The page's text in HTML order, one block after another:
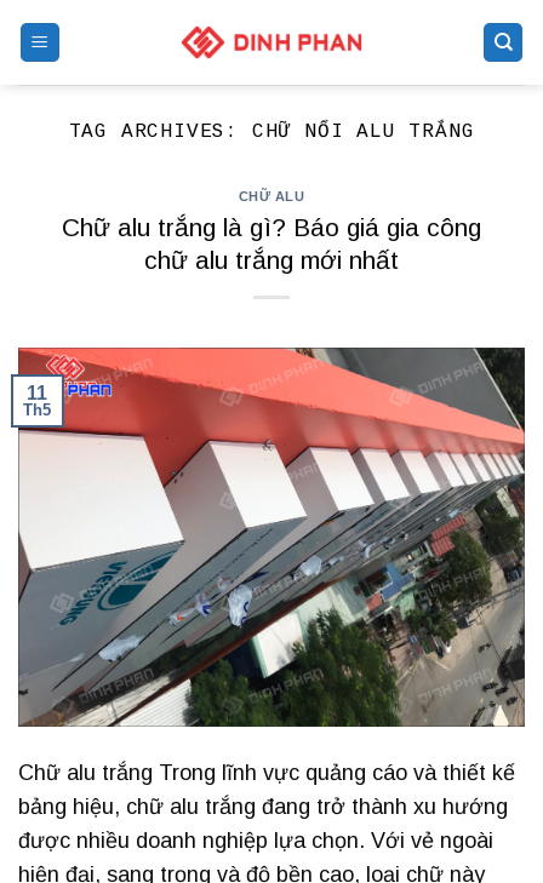
TAG ARCHIVES: CHỮ NỔI ALU TRẮNG
CHỮ ALU
Chữ alu trắng là gì? Báo giá gia công
chữ alu trắng mới nhất
11
Th5
Chữ alu trắng Trong lĩnh vực quảng cáo và thiết kế
bảng hiệu, chữ alu trắng đang trở thành xu hướng
được nhiều doanh nghiệp lựa chọn. Với vẻ ngoài
hiện đại, sang trọng và độ bền cao, loại chữ này